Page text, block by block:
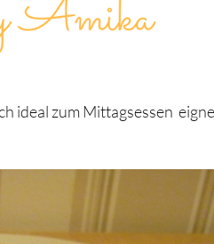
ideal zum Mittagsessen